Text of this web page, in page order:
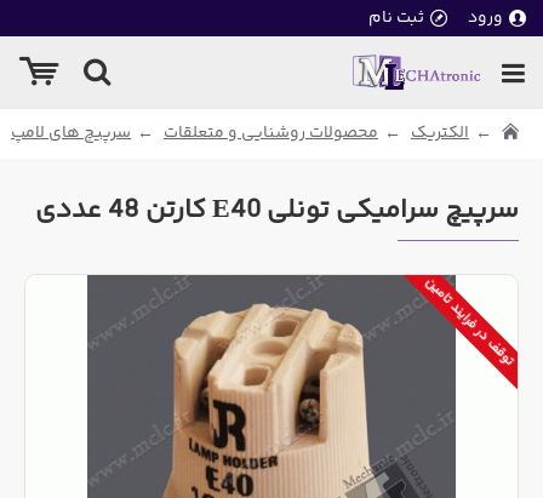
ورود ثبت نام
الکتریک محصولات روشنایی و متعلقات سرپیچ های لامپ
سرپیچ سرامیکی تونلی E40 کارتن 48 عددی
توقف در فرایند تامین